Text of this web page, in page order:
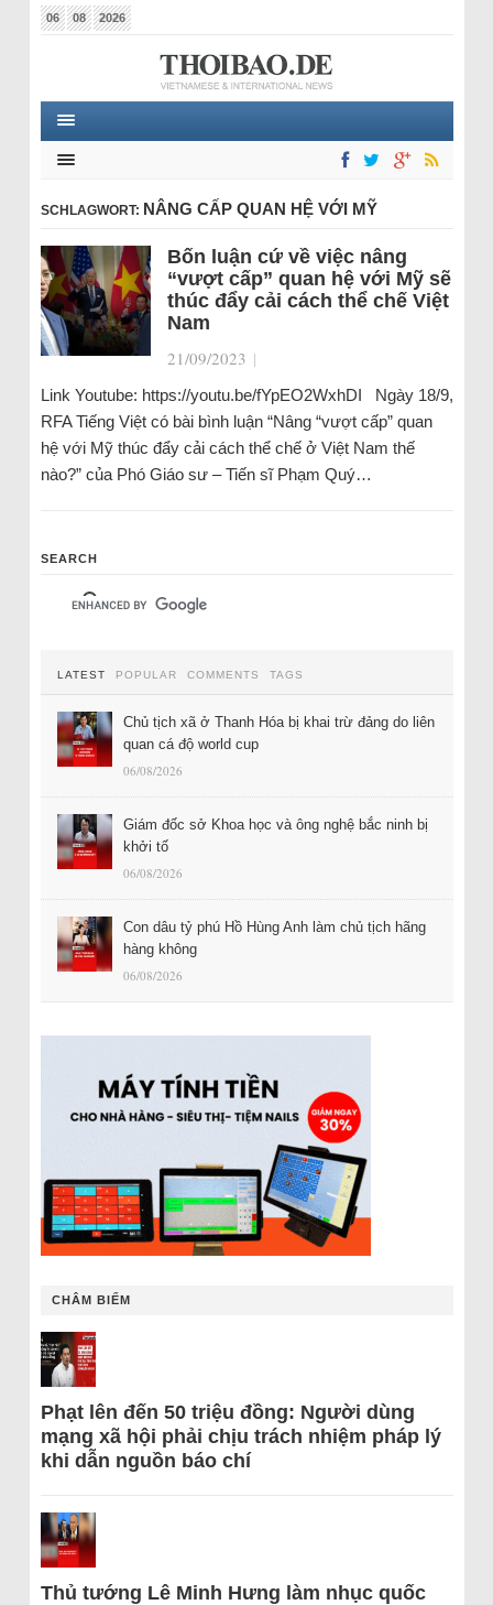
06 08 2026
SCHLAGWORT: NÂNG CẤP QUAN HỆ VỚI MỸ
Bốn luận cứ về việc nâng
“vượt cấp” quan hệ với Mỹ sẽ
thúc đẩy cải cách thể chế Việt
Nam
21/09/2023 |
Link Youtube: https://youtu.be/fYpEO2WxhDI Ngày 18/9,
RFA Tiếng Việt có bài bình luận “Nâng “vượt cấp” quan
hệ với Mỹ thúc đẩy cải cách thể chế ở Việt Nam thế
nào?” của Phó Giáo sư – Tiến sĩ Phạm Quý…
SEARCH
LATEST POPULAR COMMENTS TAGS
Chủ tịch xã ở Thanh Hóa bị khai trừ đảng do liên
quan cá độ world cup
06/08/2026
Giám đốc sở Khoa học và ông nghệ bắc ninh bị
khởi tố
06/08/2026
Con dâu tỷ phú Hồ Hùng Anh làm chủ tịch hãng
hàng không
06/08/2026
CHÂM BIẾM
Phạt lên đến 50 triệu đồng: Người dùng
mạng xã hội phải chịu trách nhiệm pháp lý
khi dẫn nguồn báo chí
Thủ tướng Lê Minh Hưng làm nhục quốc